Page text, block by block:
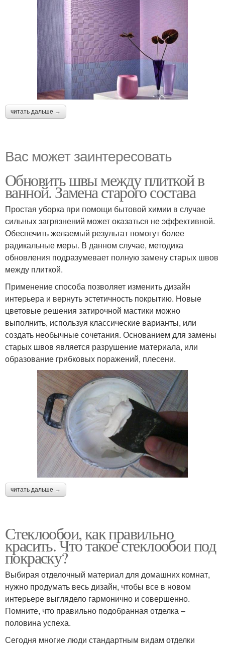
читать дальше →
Вас может заинтересовать
Обновить швы между плиткой в
ванной. Замена старого состава
Простая уборка при помощи бытовой химии в случае
сильных загрязнений может оказаться не эффективной.
Обеспечить желаемый результат помогут более
радикальные меры. В данном случае, методика
обновления подразумевает полную замену старых швов
между плиткой.
Применение способа позволяет изменить дизайн
интерьера и вернуть эстетичность покрытию. Новые
цветовые решения затирочной мастики можно
выполнить, используя классические варианты, или
создать необычные сочетания. Основанием для замены
старых швов является разрушение материала, или
образование грибковых поражений, плесени.
читать дальше →
Стеклообои, как правильно
красить. Что такое стеклообои под
покраску?
Выбирая отделочный материал для домашних комнат,
нужно продумать весь дизайн, чтобы все в новом
интерьере выглядело гармонично и совершенно.
Помните, что правильно подобранная отделка –
половина успеха.
Сегодня многие люди стандартным видам отделки